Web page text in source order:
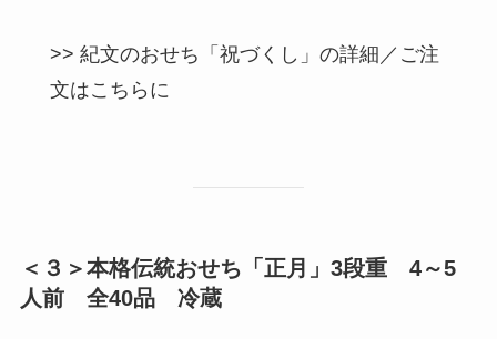
>> 紀文のおせち「祝づくし」の詳細／ご注
文はこちらに
＜３＞本格伝統おせち「正月」3段重 4～5
人前 全40品 冷蔵